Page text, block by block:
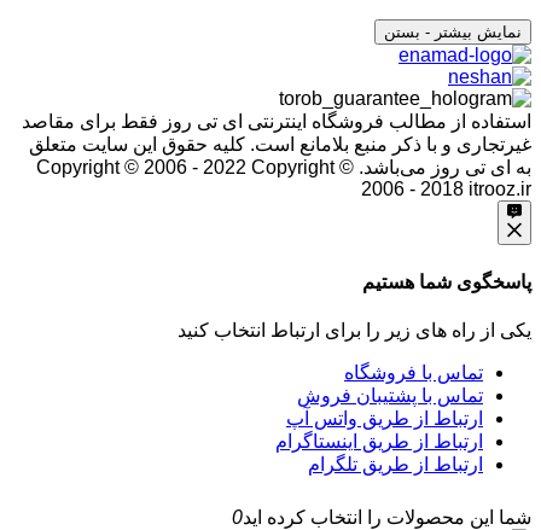
نمایش بیشتر - بستن
استفاده از مطالب فروشگاه اینترنتی ای تی روز فقط برای مقاصد
غیرتجاری و با ذکر منبع بلامانع است. کلیه حقوق این سایت متعلق
به ای تی روز می‌باشد. Copyright © 2006 - 2022 Copyright ©
2006 - 2018 itrooz.ir
پاسخگوی شما هستیم
یکی از راه های زیر را برای ارتباط انتخاب کنید
تماس با فروشگاه
تماس با پشتیبان فروش
ارتباط از طریق واتس آپ
ارتباط از طریق اینستاگرام
ارتباط از طریق تلگرام
شما این محصولات را انتخاب کرده اید0